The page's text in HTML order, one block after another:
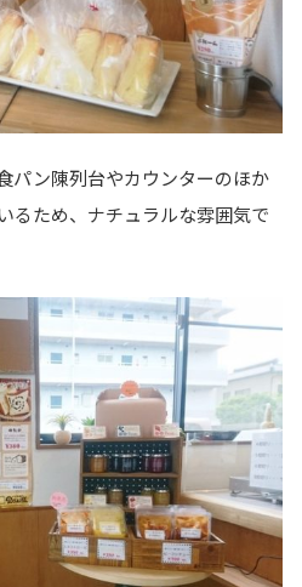
パン陳列台やカウンターのほか
るため、ナチュラルな雰囲気で